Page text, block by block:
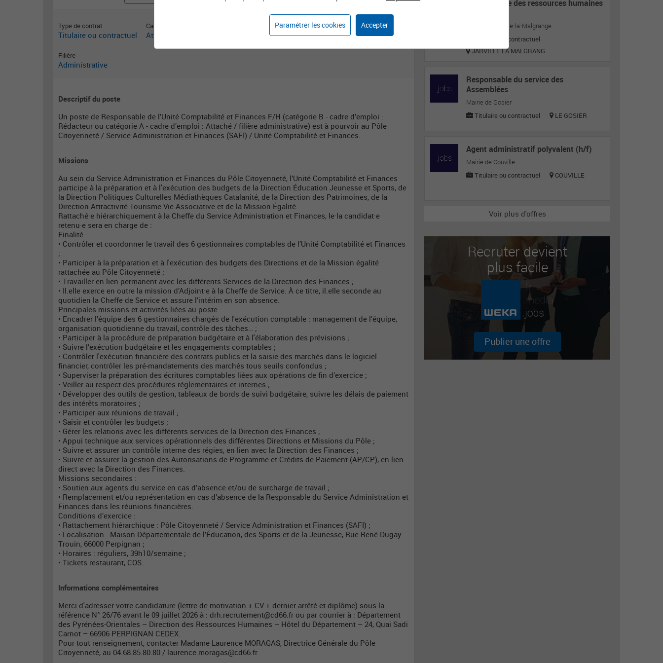
Paramétrer les cookies Accepter
Type de contrat
Titulaire ou contractuel
Cadre emploi
Attaché territorial
Domaine d'activité Métier
Responsable de gestion
Filière
Administrative
Descriptif du poste
Un poste de Responsable de l’Unité Comptabilité et Finances F/H (catégorie B - cadre d’emploi :
Rédacteur ou catégorie A - cadre d’emploi : Attaché / filière administrative) est à pourvoir au Pôle
Citoyenneté / Service Administration et Finances (SAFI) / Unité Comptabilité et Finances.
Missions
Au sein du Service Administration et Finances du Pôle Citoyenneté, l’Unité Comptabilité et Finances
participe à la préparation et à l'exécution des budgets de la Direction Éducation Jeunesse et Sports, de
la Direction Politiques Culturelles Médiathèques Catalanité, de la Direction des Patrimoines, de la
Direction Attractivité Tourisme Vie Associative et de la Mission Égalité.
Rattaché·e hiérarchiquement à la Cheffe du Service Administration et Finances, le·la candidat·e
retenu·e sera en charge de :
Finalité :
• Contrôler et coordonner le travail des 6 gestionnaires comptables de l’Unité Comptabilité et Finances
;
• Participer à la préparation et à l'exécution des budgets des Directions et de la Mission égalité
rattachée au Pôle Citoyenneté ;
• Travailler en lien permanent avec les différents Services de la Direction des Finances ;
• Il.elle exerce en outre la mission d’Adjoint·e à la Cheffe de Service. À ce titre, il.elle seconde au
quotidien la Cheffe de Service et assure l’intérim en son absence.
Principales missions et activités liées au poste :
• Encadrer l’équipe des 6 gestionnaires chargés de l'exécution comptable : management de l’équipe,
organisation quotidienne du travail, contrôle des tâches… ;
• Participer à la procédure de préparation budgétaire et à l'élaboration des prévisions ;
• Suivre l’exécution budgétaire et les engagements comptables ;
• Contrôler l'exécution financière des contrats publics et la saisie des marchés dans le logiciel
financier, contrôler les pré-mandatements des marchés tous seuils confondus ;
• Superviser la préparation des écritures comptables liées aux opérations de fin d’exercice ;
• Veiller au respect des procédures réglementaires et internes ;
• Développer des outils de gestion, tableaux de bords de suivi budgétaire, suivre les délais de paiement
des intérêts moratoires ;
• Participer aux réunions de travail ;
• Saisir et contrôler les budgets ;
• Gérer les relations avec les différents services de la Direction des Finances ;
• Appui technique aux services opérationnels des différentes Directions et Missions du Pôle ;
• Suivre et assurer un contrôle interne des régies, en lien avec la Direction des Finances ;
• Suivre et assurer la gestion des Autorisations de Programme et Crédits de Paiement (AP/CP), en lien
direct avec la Direction des Finances.
Missions secondaires :
• Soutien aux agents du service en cas d’absence et/ou de surcharge de travail ;
• Remplacement et/ou représentation en cas d’absence de la Responsable du Service Administration et
Finances dans les réunions financières.
Conditions d’exercice :
• Rattachement hiérarchique : Pôle Citoyenneté / Service Administration et Finances (SAFI) ;
• Localisation : Maison Départementale de l’Éducation, des Sports et de la Jeunesse, Rue René Dugay-
Trouin, 66000 Perpignan ;
• Horaires : réguliers, 39h10/semaine ;
• Tickets restaurant, COS.
Informations complémentaires
Merci d'adresser votre candidature (lettre de motivation + CV + dernier arrêté et diplôme) sous la
référence N° 26/76 avant le 09 juillet 2026 à : drh.recrutement@cd66.fr ou par courrier à : Département
des Pyrénées-Orientales – Direction des Ressources Humaines – Hôtel du Département – 24, Quai Sadi
Carnot – 66906 PERPIGNAN CEDEX.
Pour tout renseignement, contacter Madame Laurence MORAGAS, Directrice Générale du Pôle
Citoyenneté, au 04.68.85.80.80 / laurence.moragas@cd66.fr
Responsable des ressources humaines
Mairie de Jarville-la-Malgrange
Titulaire ou contractuel
JARVILLE LA MALGRANG
Responsable du service des
Assemblées
Mairie de Gosier
Titulaire ou contractuel
LE GOSIER
Agent administratif polyvalent (h/f)
Mairie de Couville
Titulaire ou contractuel
COUVILLE
Voir plus d'offres
Recruter devient
plus facile
Publier une offre